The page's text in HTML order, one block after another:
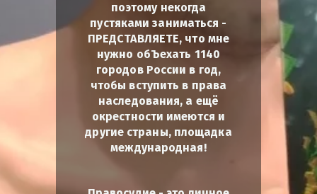
поэтому некогда
пустяками заниматься -
ПРЕДСТАВЛЯЕТЕ, что мне
нужно обЪехать 1140
городов России в год,
чтобы вступить в права
наследования, а ещё
окрестности имеются и
другие страны, площадка
международная!